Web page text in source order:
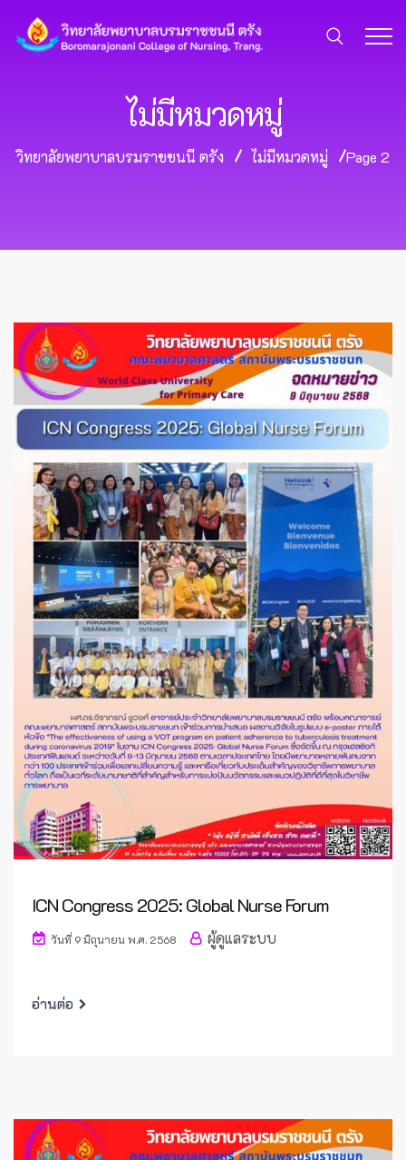
ไม่มีหมวดหมู่
วิทยาลัยพยาบาลบรมราชชนนี ตรัง ไม่มีหมวดหมู่ Page 2
ICN Congress 2025: Global Nurse Forum
วันที่ 9 มิถุนายน พ.ศ. 2568 ผู้ดูแลระบบ
อ่านต่อ